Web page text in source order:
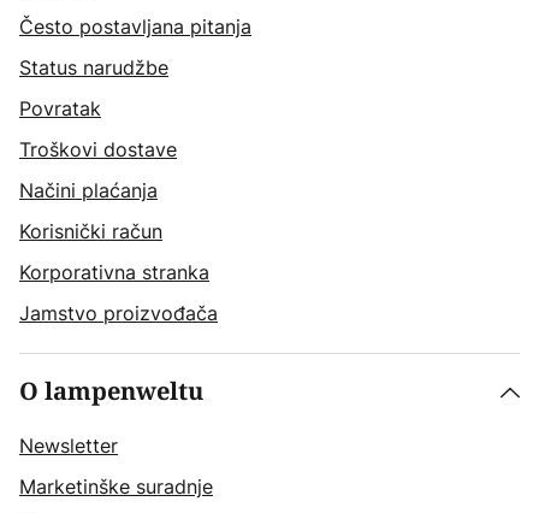
Često postavljana pitanja
Status narudžbe
Povratak
Troškovi dostave
Načini plaćanja
Korisnički račun
Korporativna stranka
Jamstvo proizvođača
O lampenweltu
Newsletter
Marketinške suradnje